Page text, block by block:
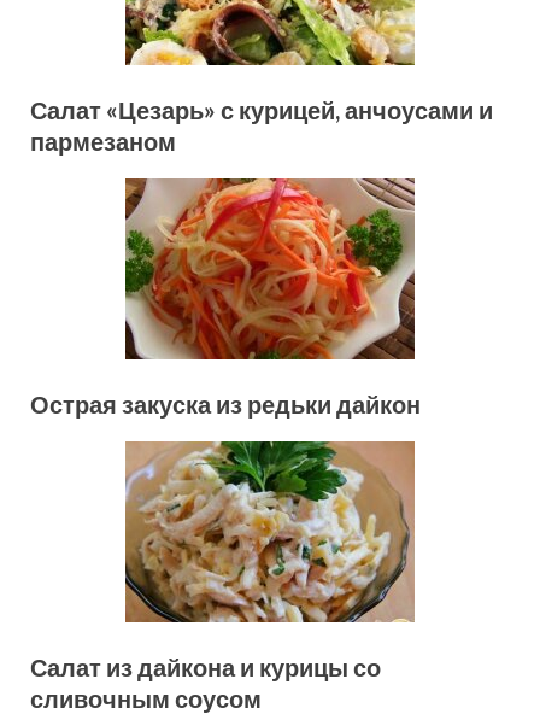
Салат «Цезарь» с курицей, анчоусами и
пармезаном
Острая закуска из редьки дайкон
Салат из дайкона и курицы со
сливочным соусом